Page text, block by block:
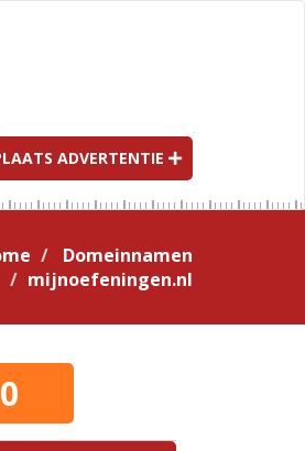
ADVERTENTIE
Domeinnamen
mijnoefeningen.nl